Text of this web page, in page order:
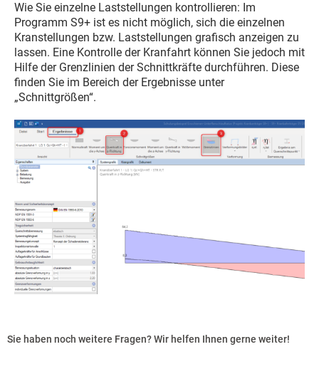
Wie Sie einzelne Laststellungen kontrollieren: Im
Programm S9+ ist es nicht möglich, sich die einzelnen
Kranstellungen bzw. Laststellungen grafisch anzeigen zu
lassen. Eine Kontrolle der Kranfahrt können Sie jedoch mit
Hilfe der Grenzlinien der Schnittkräfte durchführen. Diese
finden Sie im Bereich der Ergebnisse unter
„Schnittgrößen“.
Sie haben noch weitere Fragen? Wir helfen Ihnen gerne weiter!